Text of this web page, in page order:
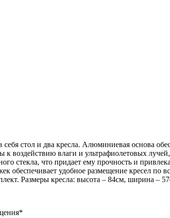
стол и два кресла. Алюминиевая основа
воздействию влаги и ультрафиолетовых
стекла, что придает ему прочность и
обеспечивает удобное размещение кресел по
Размеры кресла: высота – 84см, ширина –
*